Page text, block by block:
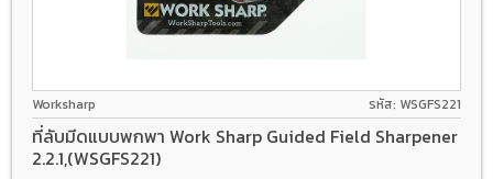
Worksharp รหัส: WSGFS221
ที่ลับมีดแบบพกพา Work Sharp Guided Field Sharpener
2.2.1,(WSGFS221)